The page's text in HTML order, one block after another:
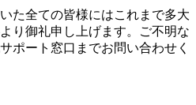
た全ての皆様にはこれまで多大
り御礼申し上げます。ご不明な
ポート窓口までお問い合わせく